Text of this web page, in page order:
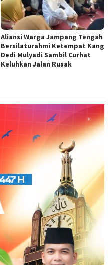
Aliansi Warga Jampang Tengah
Bersilaturahmi Ketempat Kang
Dedi Mulyadi Sambil Curhat
Keluhkan Jalan Rusak